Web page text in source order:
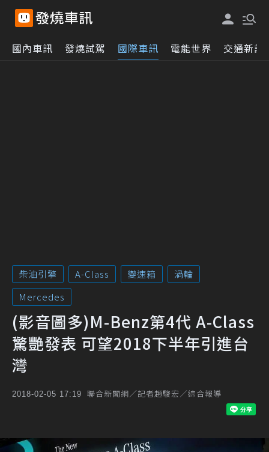
國內車訊 發燒試駕 國際車訊 電能世界 交通新訊
柴油引擎 A-Class 變速箱
渦輪
Mercedes
(影音圖多)M-Benz第4代 A-Class
驚艷發表 可望2018下半年引進台
灣
2018-02-05 17:19 聯合新聞網／記者趙駿宏／綜合報導